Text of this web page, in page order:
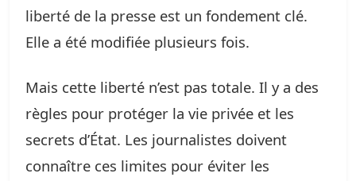
liberté de la presse est un fondement clé.
Elle a été modifiée plusieurs fois.
Mais cette liberté n’est pas totale. Il y a des
règles pour protéger la vie privée et les
secrets d’État. Les journalistes doivent
connaître ces limites pour éviter les